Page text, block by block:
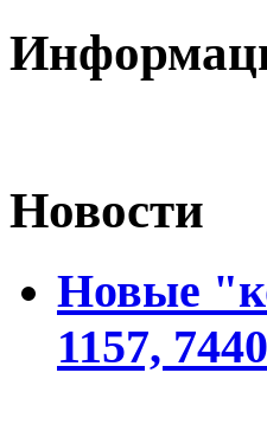
Новости
Новые
1157,